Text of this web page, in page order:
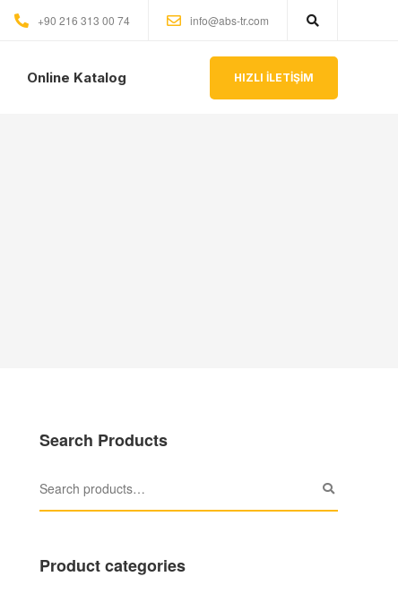
+90 216 313 00 74 info@abs-tr.com
Online Katalog HIZLI İLETİŞİM
Search Products
Product categories